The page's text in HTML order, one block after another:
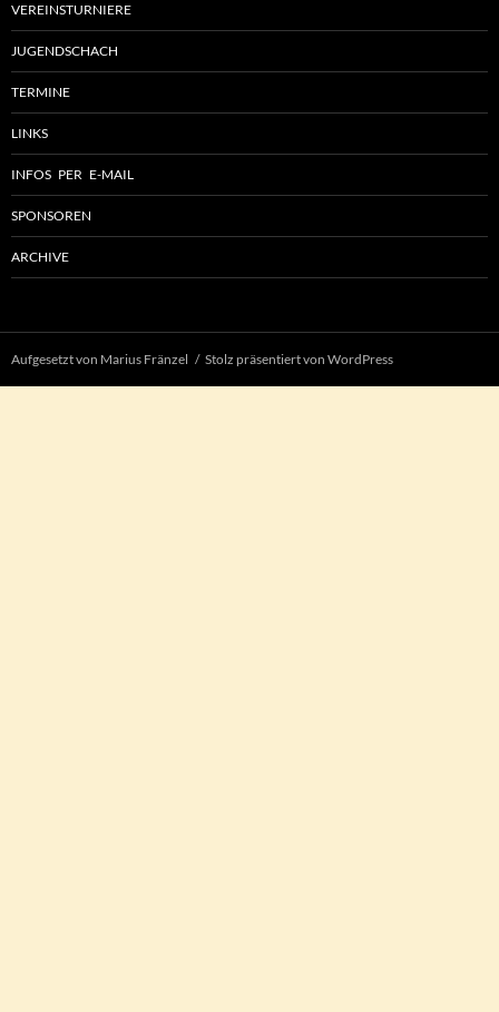
VEREINSTURNIERE
JUGENDSCHACH
TERMINE
LINKS
INFOS PER E-MAIL
SPONSOREN
ARCHIVE
Aufgesetzt von Marius Fränzel Stolz präsentiert von WordPress